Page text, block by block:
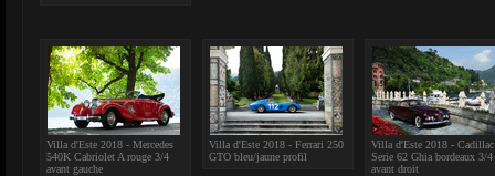
Villa d'Este 2018 - Mercedes
540K Cabriolet A rouge 3/4
avant gauche
Villa d'Este 2018 - Ferrari 250
GTO bleu/jaune profil
Villa d'Este 2018 - Cadillac
Serie 62 Ghia bordeaux 3/4
avant droit